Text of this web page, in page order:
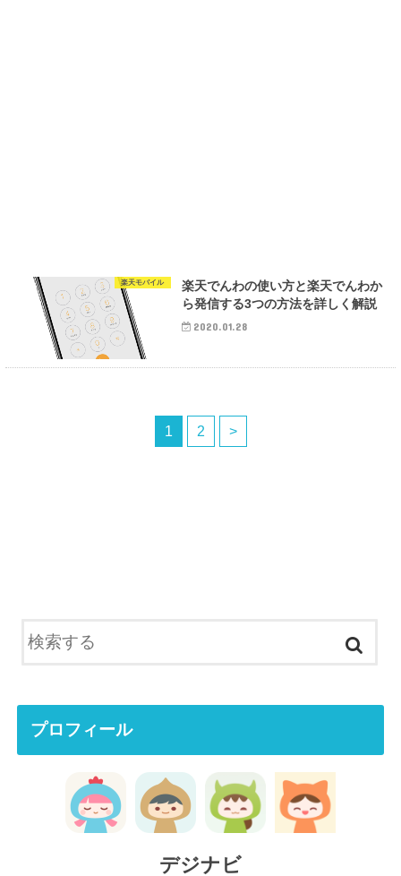
楽天モバイル
楽天でんわの使い方と楽天でんわか
ら発信する3つの方法を詳しく解説
2020.01.28
1 2 >
プロフィール
デジナビ